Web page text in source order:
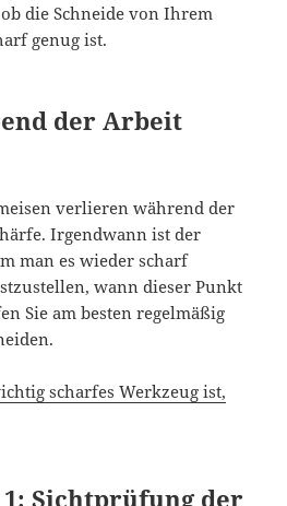
die Schneide von Ihrem
genug ist.
der Arbeit
verlieren während der
Irgendwann ist der
man es wieder scharf
wann dieser Punkt
Sie am besten regelmäßig
scharfes Werkzeug ist,
Sichtprüfung der